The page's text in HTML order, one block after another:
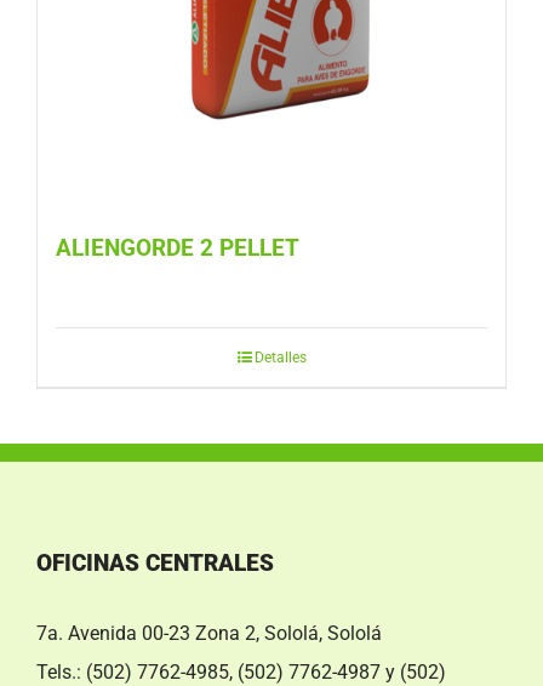
ALIENGORDE 2 PELLET
Detalles
OFICINAS CENTRALES
7a. Avenida 00-23 Zona 2, Sololá, Sololá
Tels.: (502) 7762-4985, (502) 7762-4987 y (502)